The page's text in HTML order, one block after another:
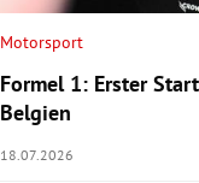
Motorsport
Formel 1: Erster
Belgien
18.07.2026